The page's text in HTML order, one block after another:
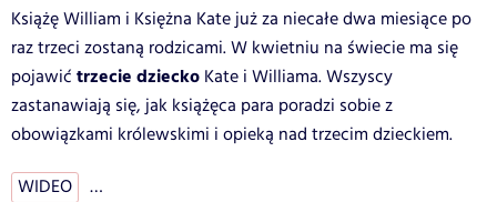
Książę William i Księżna Kate już za niecałe dwa miesiące po
raz trzeci zostaną rodzicami. W kwietniu na świecie ma się
pojawić trzecie dziecko Kate i Williama. Wszyscy
zastanawiają się, jak książęca para poradzi sobie z
obowiązkami królewskimi i opieką nad trzecim dzieckiem.
WIDEO …